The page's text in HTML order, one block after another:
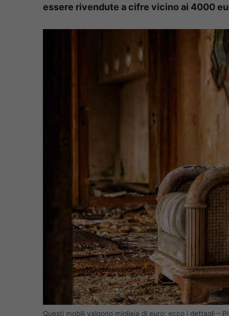
essere rivendute a cifre vicino ai 4000
Questi mobili valgono migliaia di euro: ecco i dettagli –